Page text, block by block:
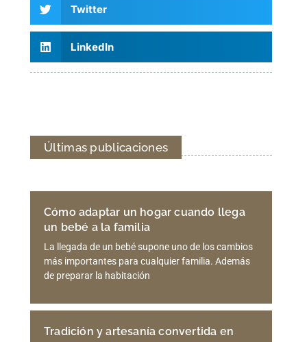
Twitter
LinkedIn
Últimas publicaciones
Cómo adaptar un hogar cuando llega
un bebé a la familia
La llegada de un bebé supone uno de los cambios
más importantes para cualquier familia. Además
de preparar la habitación
Tradición y artesanía convertida en